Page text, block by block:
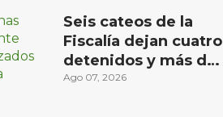
Seis cateos de la
Fiscalía dejan cuatro
detenidos y más de
mil dosis
Ago 07, 2026